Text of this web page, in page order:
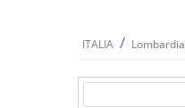
ITALIA / Lombardia